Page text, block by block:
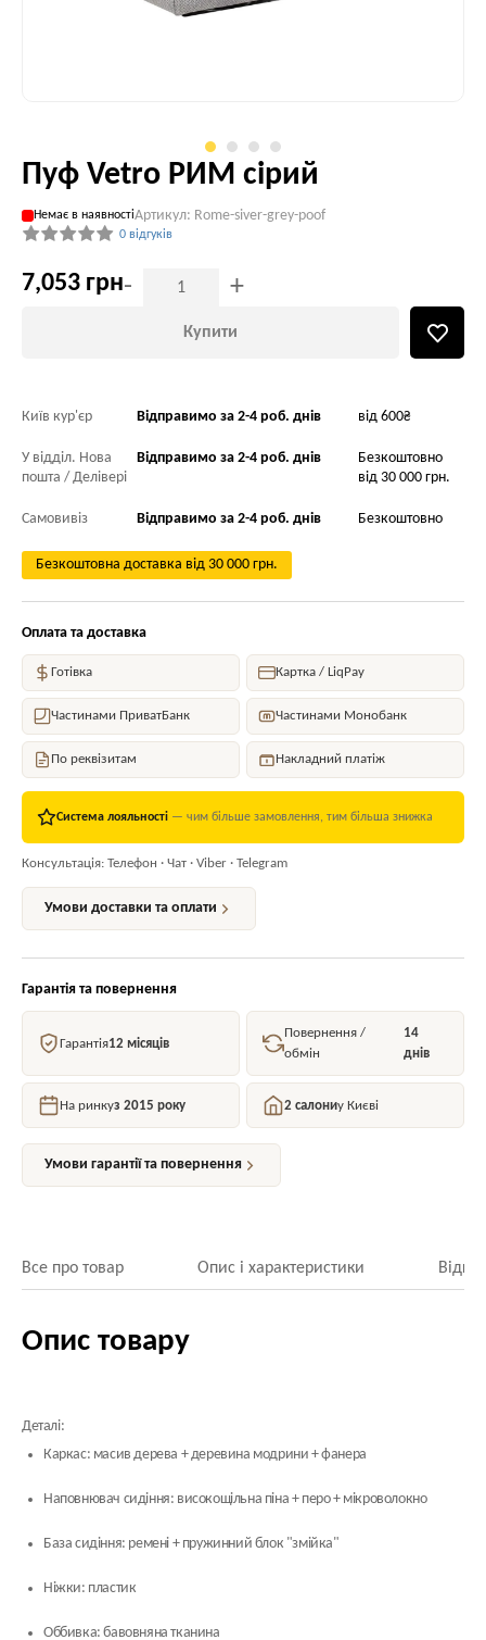
Пуф Vetro РИМ сірий
Немає в наявностіАртикул: Rome-siver-grey-poof
0 відгуків
7,053 грн- +
Купити
Київ кур'єр Відправимо за 2-4 роб. днів від 600₴
У відділ. Нова
пошта / Делівері
Відправимо за 2-4 роб. днів
Безкоштовно
від 30 000 грн.
Самовивіз Відправимо за 2-4 роб. днів Безкоштовно
Безкоштовна доставка від 30 000 грн.
Оплата та доставка
Готівка Картка / LiqPay
Частинами ПриватБанк Частинами Монобанк
По реквізитам Накладний платіж
Система лояльності — чим більше замовлення, тим більша знижка
Консультація: Телефон · Чат · Viber · Telegram
Умови доставки та оплати
Гарантія та повернення
Гарантія12 місяців
Повернення /
обмін
14
днів
На ринкуз 2015 року 2 салониу Києві
Умови гарантії та повернення
Все про товар Опис і характеристики
Опис товару
Деталі:
Каркас: масив дерева + деревина модрини + фанера
Наповнювач сидіння: високощільна піна + перо + мікроволокно
База сидіння: ремені + пружинний блок "змійка"
Ніжки: пластик
Оббивка: бавовняна тканина